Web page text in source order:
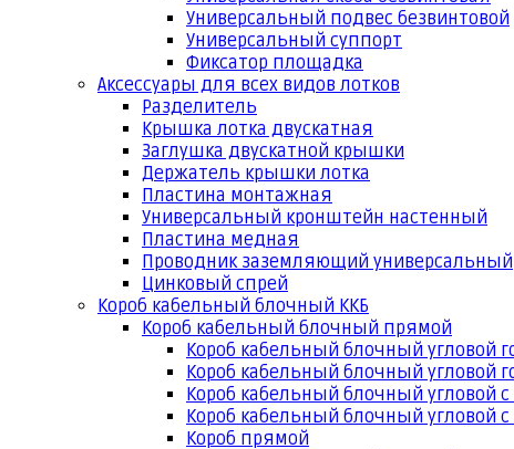
Универсальный подвес безвинтовой
Универсальный суппорт
Фиксатор площадка
Аксессуары для всех видов лотков
Разделитель
Крышка лотка двускатная
Заглушка двускатной крышки
Держатель крышки лотка
Пластина монтажная
Универсальный кронштейн настенный
Пластина медная
Проводник заземляющий универсальный
Цинковый спрей
Короб кабельный блочный ККБ
Короб кабельный блочный прямой
Короб кабельный блочный угловой
Короб кабельный блочный угловой
Короб кабельный блочный угловой
Короб кабельный блочный угловой
Короб прямой